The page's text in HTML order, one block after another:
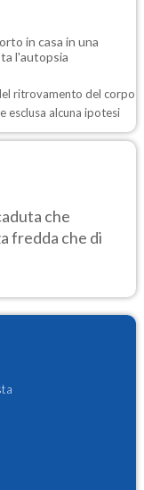
in casa in una
l'autopsia
ritrovamento del corpo
esclusa alcuna ipotesi
che
fredda che di